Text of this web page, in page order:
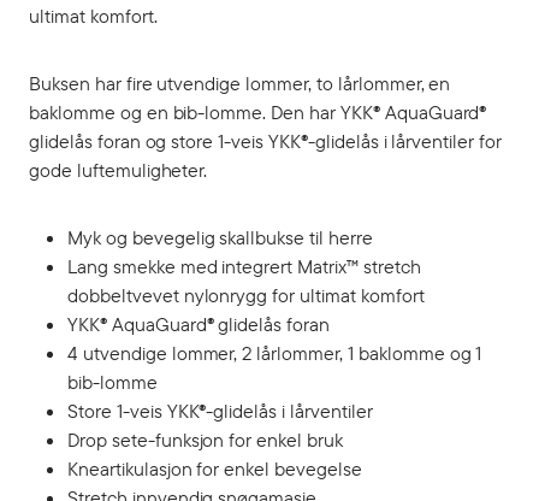
ultimat komfort.
Buksen har fire utvendige lommer, to lårlommer, en
baklomme og en bib-lomme. Den har YKK® AquaGuard®
glidelås foran og store 1-veis YKK®-glidelås i lårventiler for
gode luftemuligheter.
Myk og bevegelig skallbukse til herre
Lang smekke med integrert Matrix™ stretch
dobbeltvevet nylonrygg for ultimat komfort
YKK® AquaGuard® glidelås foran
4 utvendige lommer, 2 lårlommer, 1 baklomme og 1
bib-lomme
Store 1-veis YKK®-glidelås i lårventiler
Drop sete-funksjon for enkel bruk
Kneartikulasjon for enkel bevegelse